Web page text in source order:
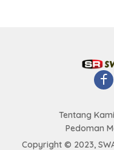
Tentang Kami
Pedoman
Copyright © 2023,